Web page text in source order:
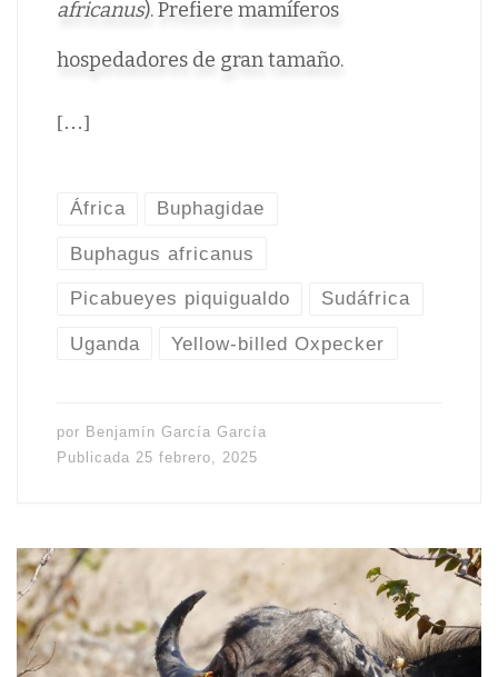
africanus). Prefiere mamíferos
hospedadores de gran tamaño.
[…]
África Buphagidae
Buphagus africanus
Picabueyes piquigualdo Sudáfrica
Uganda Yellow-billed Oxpecker
por Benjamín García García
Publicada 25 febrero, 2025